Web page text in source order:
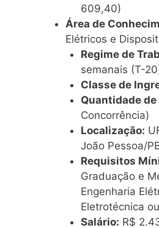
609,40)
Área de
Elétricos e
Regime de
semanais (T-
Classe de
Quantidade de
Concorrência)
Localização:
João Pessoa/
Requisitos
Graduação e
Engenharia
Eletrotécnica
Salário: R$